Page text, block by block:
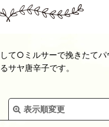
て○ミルサーで挽きたてパ
サヤ唐辛子です。
表示順変更